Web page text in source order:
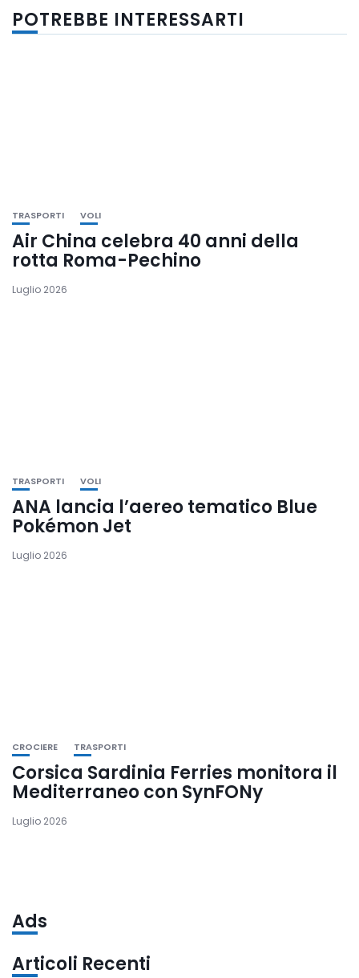
POTREBBE INTERESSARTI
TRASPORTI VOLI
Air China celebra 40 anni della
rotta Roma-Pechino
Luglio 2026
TRASPORTI VOLI
ANA lancia l’aereo tematico Blue
Pokémon Jet
Luglio 2026
CROCIERE TRASPORTI
Corsica Sardinia Ferries monitora il
Mediterraneo con SynFONy
Luglio 2026
Ads
Articoli Recenti